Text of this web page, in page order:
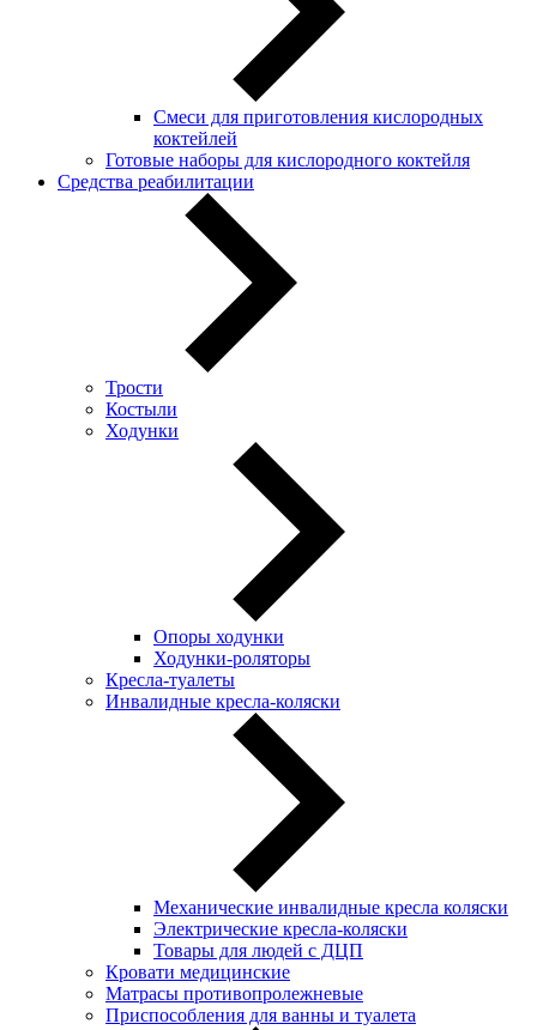
Смеси для приготовления кислородных
коктейлей
Готовые наборы для кислородного коктейля
Средства реабилитации
Трости
Костыли
Ходунки
Опоры ходунки
Ходунки-роляторы
Кресла-туалеты
Инвалидные кресла-коляски
Механические инвалидные кресла коляски
Электрические кресла-коляски
Товары для людей с ДЦП
Кровати медицинские
Матрасы противопролежневые
Приспособления для ванны и туалета